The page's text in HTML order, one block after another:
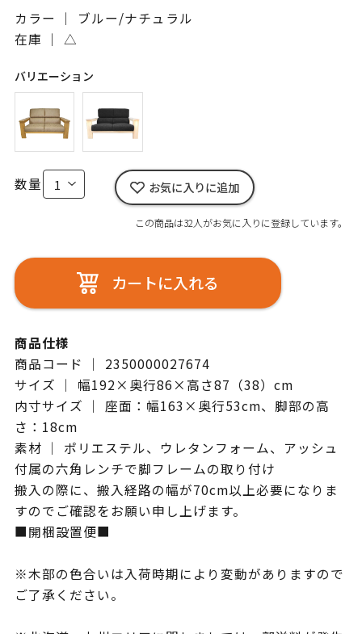
カラー ｜ ブルー/ナチュラル
在庫 ｜ △
バリエーション
数量 お気に入りに追加
この商品は32人がお気に入りに登録しています。
カートに入れる
商品仕様
商品コード ｜ 2350000027674
サイズ ｜ 幅192×奥行86×高さ87（38）cm
内寸サイズ ｜ 座面：幅163×奥行53cm、脚部の高
さ：18cm
素材 ｜ ポリエステル、ウレタンフォーム、アッシュ
付属の六角レンチで脚フレームの取り付け
搬入の際に、搬入経路の幅が70cm以上必要になりま
すのでご確認をお願い申し上げます。
■開梱設置便■
※木部の色合いは入荷時期により変動がありますので
ご了承ください。